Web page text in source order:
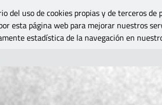
del uso de cookies propias y de terceros de
esta página web para mejorar nuestros
estadística de la navegación en